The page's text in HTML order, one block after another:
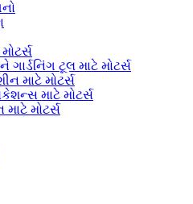
ટૂલ માટે મોટર્સ
માટે મોટર્સ
માટે મોટર્સ
મોટર્સ